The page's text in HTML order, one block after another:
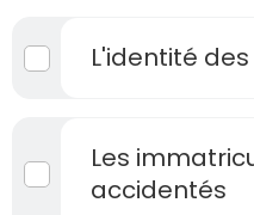
L'identité
Les
accidentés